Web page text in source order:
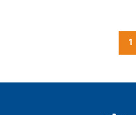
1